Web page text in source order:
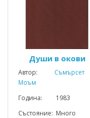
Души в окови
Автор:
Съмърсет
Моъм
Година: 1983
Състояние: Много